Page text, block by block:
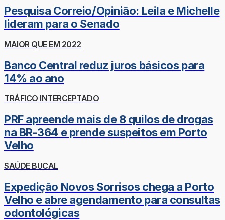
Pesquisa Correio/Opinião: Leila e Michelle
lideram para o Senado
MAIOR QUE EM 2022
Banco Central reduz juros básicos para
14% ao ano
TRÁFICO INTERCEPTADO
PRF apreende mais de 8 quilos de drogas
na BR-364 e prende suspeitos em Porto
Velho
SAÚDE BUCAL
Expedição Novos Sorrisos chega a Porto
Velho e abre agendamento para consultas
odontológicas